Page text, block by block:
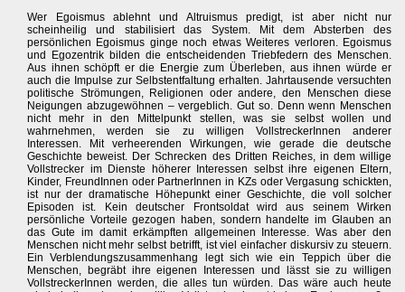
Wer Egoismus ablehnt und Altruismus predigt, ist aber nicht nur
scheinheilig und stabilisiert das System. Mit dem Absterben des
persönlichen Egoismus ginge noch etwas Weiteres verloren. Egoismus
und Egozentrik bilden die entscheidenden Triebfedern des Menschen.
Aus ihnen schöpft er die Energie zum Überleben, aus ihnen würde er
auch die Impulse zur Selbstentfaltung erhalten. Jahrtausende versuchten
politische Strömungen, Religionen oder andere, den Menschen diese
Neigungen abzugewöhnen – vergeblich. Gut so. Denn wenn Menschen
nicht mehr in den Mittelpunkt stellen, was sie selbst wollen und
wahrnehmen, werden sie zu willigen VollstreckerInnen anderer
Interessen. Mit verheerenden Wirkungen, wie gerade die deutsche
Geschichte beweist. Der Schrecken des Dritten Reiches, in dem willige
Vollstrecker im Dienste höherer Interessen selbst ihre eigenen Eltern,
Kinder, FreundInnen oder PartnerInnen in KZs oder Vergasung schickten,
ist nur der dramatische Höhepunkt einer Geschichte, die voll solcher
Episoden ist. Kein deutscher Frontsoldat wird aus seinem Wirken
persönliche Vorteile gezogen haben, sondern handelte im Glauben an
das Gute im damit erkämpften allgemeinen Interesse. Was aber den
Menschen nicht mehr selbst betrifft, ist viel einfacher diskursiv zu steuern.
Ein Verblendungszusammenhang legt sich wie ein Teppich über die
Menschen, begräbt ihre eigenen Interessen und lässt sie zu willigen
VollstreckerInnen werden, die alles tun würden. Das wäre auch heute